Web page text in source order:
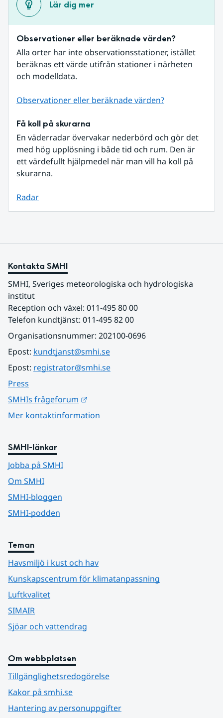
Lär dig mer
Observationer eller beräknade värden?
Alla orter har inte observationsstationer, istället
beräknas ett värde utifrån stationer i närheten
och modelldata.
Observationer eller beräknade värden?
Få koll på skurarna
En väderradar övervakar nederbörd och gör det
med hög upplösning i både tid och rum. Den är
ett värdefullt hjälpmedel när man vill ha koll på
skurarna.
Radar
Kontakta SMHI
SMHI, Sveriges meteorologiska och hydrologiska
institut
Reception och växel: 011-495 80 00
Telefon kundtjänst: 011-495 82 00
Organisationsnummer: 202100-0696
Epost: kundtjanst@smhi.se
Epost: registrator@smhi.se
Press
SMHIs frågeforum
Mer kontaktinformation
SMHI-länkar
Jobba på SMHI
Om SMHI
SMHI-bloggen
SMHI-podden
Teman
Havsmiljö i kust och hav
Kunskapscentrum för klimatanpassning
Luftkvalitet
SIMAIR
Sjöar och vattendrag
Om webbplatsen
Tillgänglighetsredogörelse
Kakor på smhi.se
Hantering av personuppgifter